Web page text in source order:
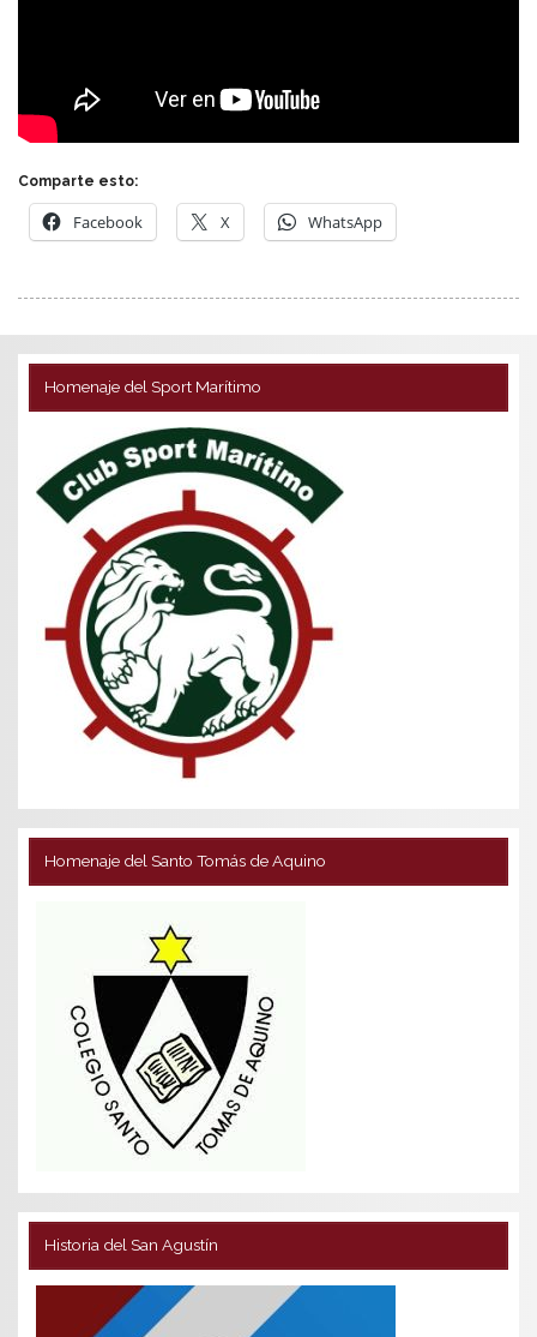
Comparte esto:
Facebook X WhatsApp
Homenaje del Sport Marítimo
Homenaje del Santo Tomás de Aquino
Historia del San Agustín